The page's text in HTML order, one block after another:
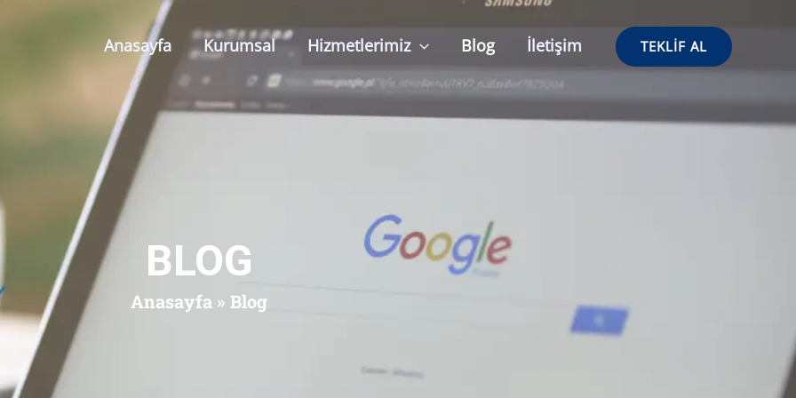
Anasayfa Kurumsal Hizmetlerimiz Blog İletişim TEKLIF AL
BLOG
Anasayfa » Blog